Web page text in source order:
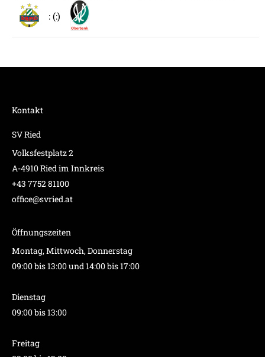
: (:)
Kontakt
SV Ried
Volksfestplatz 2
A-4910 Ried im Innkreis
+43 7752 81100
office@svried.at
Öffnungszeiten
Montag, Mittwoch, Donnerstag
09:00 bis 13:00 und 14:00 bis 17:00
Dienstag
09:00 bis 13:00
Freitag